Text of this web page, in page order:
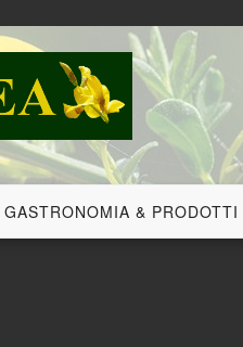
GASTRONOMIA & PRODOTTI